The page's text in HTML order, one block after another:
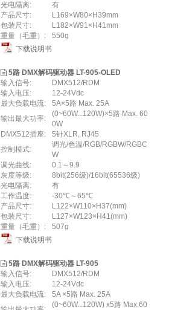
光电隔离:
有
产品尺寸:
L169×W80×H39mm
包装尺寸:
L182×W91×H41mm
重量（毛重）:
550g
下载说明书
5路 DMX解码驱动器 LT-905-OLED
输入信号:
DMX512/RDM
输入电压:
12-24Vdc
最大负载电流:
5A×5路 Max. 25A
输出最大功率:
(0~60W...120W)×5路 Max. 60
0W
DMX512插座:
5针XLR, RJ45
控制模式:
调光/色温/RGB/RGBW/RGBC
W
调光曲线:
0.1～9.9
灰度等级:
8bit(256级)/16bit(65536级)
光电隔离:
有
工作温度:
-30℃～65℃
产品尺寸:
L122×W110×H37(mm)
包装尺寸:
L127×W123×H41(mm)
重量（毛重）:
507g
下载说明书
5路 DMX解码驱动器 LT-905
输入信号:
DMX512/RDM
输入电压:
12-24Vdc
最大负载电流:
5A ×5路 Max. 25A
(0~60W...120W) x5路 Max.60